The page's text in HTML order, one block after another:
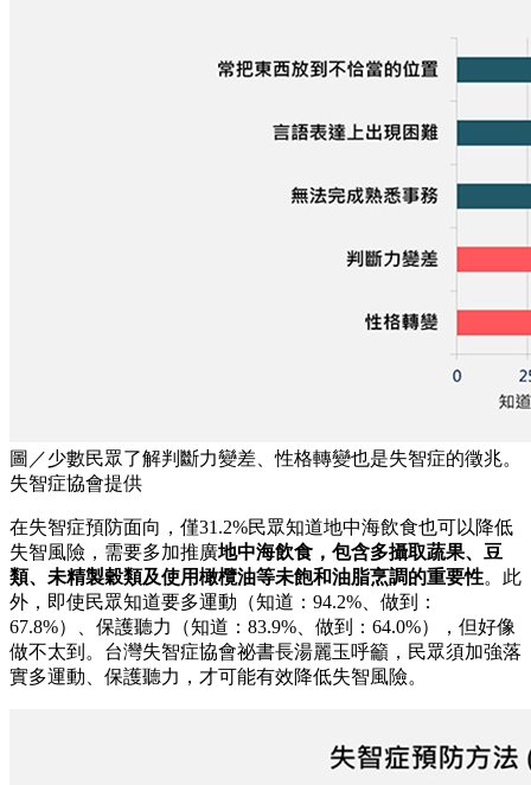
圖／少數民眾了解判斷力變差、性格轉變也是失智症的徵兆。
失智症協會提供
在失智症預防面向，僅31.2%民眾知道地中海飲食也可以降低
失智風險，需要多加推廣地中海飲食，包含多攝取蔬果、豆
類、未精製穀類及使用橄欖油等未飽和油脂烹調的重要性。此
外，即使民眾知道要多運動（知道：94.2%、做到：
67.8%）、保護聽力（知道：83.9%、做到：64.0%），但好像
做不太到。台灣失智症協會祕書長湯麗玉呼籲，民眾須加強落
實多運動、保護聽力，才可能有效降低失智風險。